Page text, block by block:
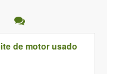
de motor usado